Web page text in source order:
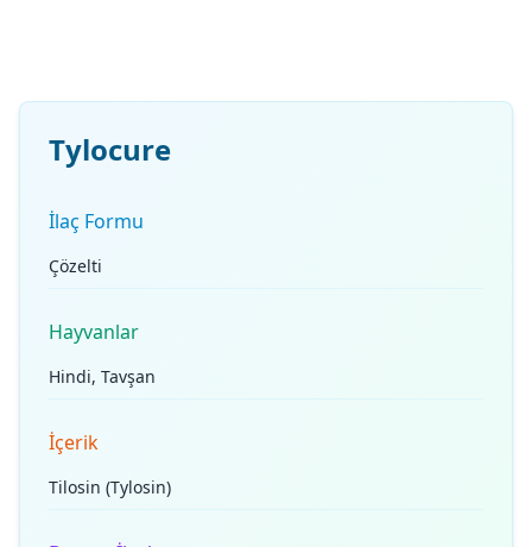
Tylocure
İlaç Formu
Çözelti
Hayvanlar
Hindi, Tavşan
İçerik
Tilosin (Tylosin)